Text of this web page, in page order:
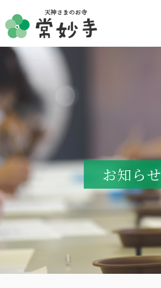
ホーム
常妙寺紹介
納骨堂・お墓
葬儀・供養・祈祷
ギャラリー
お知らせ
お知らせ